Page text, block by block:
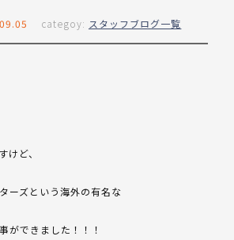
categoy: スタッフブログ一覧
けど、
ーズという海外の有名な
ができました！！！